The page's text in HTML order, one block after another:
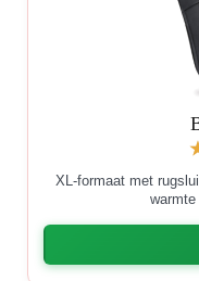
XL-formaat met